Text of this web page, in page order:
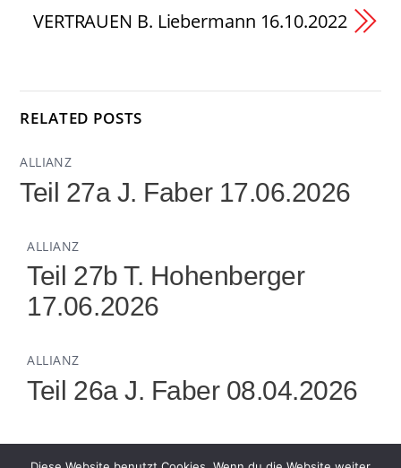
VERTRAUEN B. Liebermann 16.10.2022
RELATED POSTS
ALLIANZ
Teil 27a J. Faber 17.06.2026
ALLIANZ
Teil 27b T. Hohenberger
17.06.2026
ALLIANZ
Teil 26a J. Faber 08.04.2026